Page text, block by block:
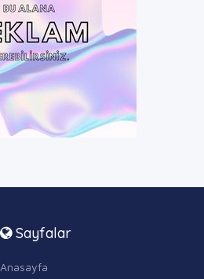
Sayfalar
Anasayfa